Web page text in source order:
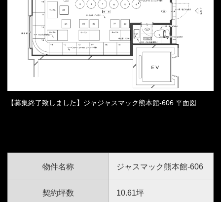
【募集終了致しました】ジャジャスマック熊本館-606 平面図
物件名称 ジャスマック熊本館-606
契約坪数 10.61坪